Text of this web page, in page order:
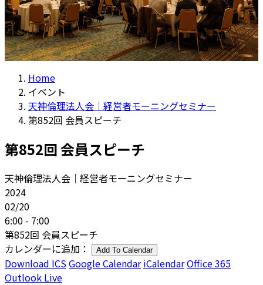
Home
イベント
天神倫理法人会｜経営者モーニングセミナー
第852回 会員スピーチ
第852回 会員スピーチ
天神倫理法人会｜経営者モーニングセミナー
2024
02/20
6:00 - 7:00
第852回 会員スピーチ
カレンダーに追加：
Add To Calendar
Download ICSGoogle Calendar iCalendarOffice 365
Outlook Live